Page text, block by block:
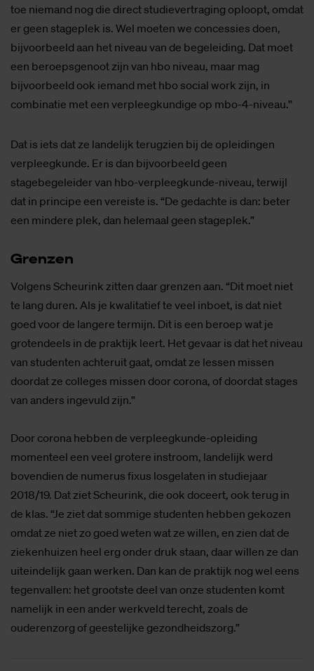
toe niemand nog die direct studievertraging oploopt, omdat
er geen stageplek is. Wel moeten we concessies doen,
bijvoorbeeld aan het niveau van de begeleiding. Dat moet
een beroepsgenoot zijn van hbo niveau, maar mag
bijvoorbeeld ook iemand met hbo social work zijn, in
combinatie met een verpleegkundige op mbo-4-niveau.”
Dat is iets dat ze landelijk terugzien bij de opleidingen
verpleegkunde. Er is dan bijvoorbeeld geen
stagebegeleider van hbo-verpleegkunde-niveau, terwijl
dat in principe een vereiste is. “De gedachte is dan: beter
een mindere plek, dan helemaal geen stageplek.”
Gren­zen
Volgens Scheurink zitten daar grenzen aan. “Dit moet niet
te lang duren. Als je kwalitatief te veel inboet, is dat niet
goed voor de langere termijn. Dit is een beroep wat je
grotendeels in de praktijk leert. Het gevaar is dat het niveau
van studenten achteruit gaat, omdat ze lessen missen
doordat ze colleges missen door corona, of doordat stages
van anders ingevuld zijn.”
Door corona hebben de verpleegkunde-opleiding
momenteel een veel grotere instroom, landelijk werd
bovendien de numerus fixus losgelaten in studiejaar
2018/19. Dat ziet Scheurink, die ook doceert, ook terug in
de klas. “Je ziet dat sommige studenten hebben gekozen
omdat ze niet zo goed weten wat ze willen, en zien dat de
ziekenhuizen heel erg onder druk staan, daar willen ze dan
uiteindelijk gaan werken. Dan kan de praktijk nog wel eens
tegenvallen: het grootste deel van onze studenten komt
namelijk in een ander werkveld terecht, zoals de
ouderenzorg of geestelijke gezondheidszorg.”